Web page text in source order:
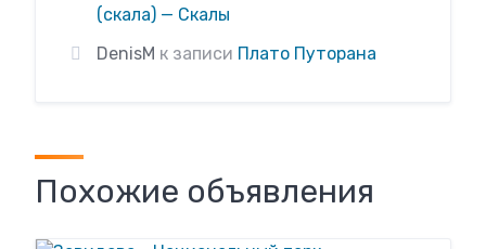
(скала) — Скалы
DenisM к записи Плато Путорана
Похожие объявления